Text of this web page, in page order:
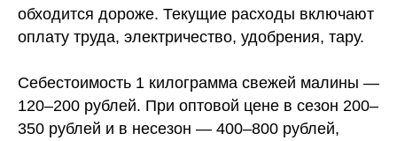
обходится дороже. Текущие расходы включают
оплату труда, электричество, удобрения, тару.
Себестоимость 1 килограмма свежей малины —
120–200 рублей. При оптовой цене в сезон 200–
350 рублей и в несезон — 400–800 рублей,